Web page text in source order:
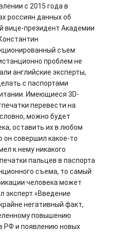
с 2015 года в
россиян данных об
вице-президент Академии
съем
проблем не
английские эксперты,
с паспортами
Имеющиеся 3D-
перевести на
можно будет
оставить их в любом
он совершил какое-то
к нему никакого
пальцев в паспорта
съема, то самый
человека может
эксперт.«Введение
негативный факт,
повышению
РФ и появлению новых